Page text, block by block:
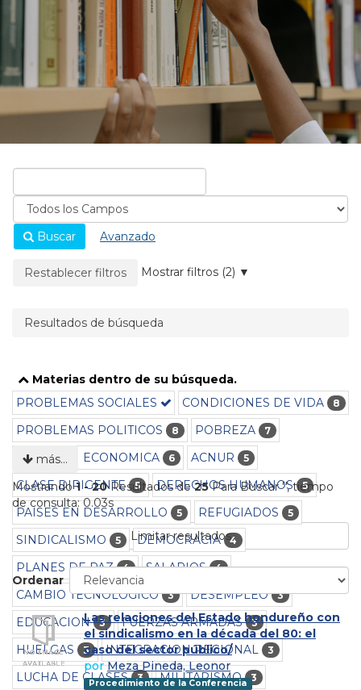
Buscar
Avanzado
La página se recargará cuando se elimine un filtro.
Restablecer filtros Mostrar filtros (2)
Resultados de búsqueda
Materias dentro de su búsqueda.
PROBLEMAS SOCIALES
CONDICIONES DE VIDA 8
PROBLEMAS POLITICOS 8 POBREZA 7
RECESION ECONOMICA 6 ACNUR 5
CLASE DIRIGENTE 5 DERECHOS HUMANOS 5
PAISES EN DESARROLLO 5 REFUGIADOS 5
SINDICALISMO 5 DEMOCRACIA 4
PLANES DE PAZ 4 SALARIOS 4
CAMBIO TECNOLOGICO 3 DESEMPLEO 3
EDUCACION 3 FUERZAS ARMADAS 3
HUELGAS 3 INTEGRACION REGIONAL 3
LUCHA DE CLASES 3 MILITARISMO 3
más…
Mostrando1 - 20Resultados de25Para Buscar '', tiempo
de consulta: 0.03s
Limitar resultados
Ordenar
Las relaciones del Estado hondureño con
el sindicalismo en la década del 80: el
caso del sector público/
porMeza Pineda, Leonor
Procedimiento de la Conferencia